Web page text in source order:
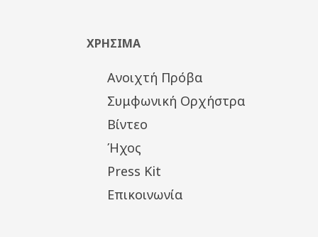
ΧΡΗΣΙΜΑ
Ανοιχτή Πρόβα
Συμφωνική Ορχήστρα
Βίντεο
Ήχος
Press Kit
Επικοινωνία